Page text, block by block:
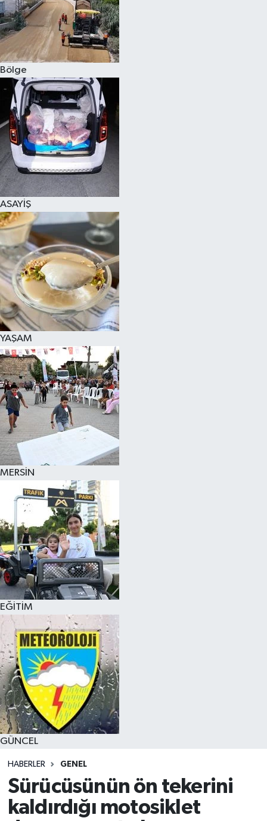
Bölge
ASAYİŞ
YAŞAM
MERSİN
EĞİTİM
GÜNCEL
HABERLER GENEL
Sürücüsünün ön tekerini
kaldırdığı motosiklet